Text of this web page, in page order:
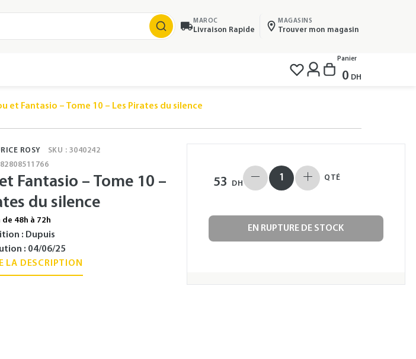
MAROC
Livraison Rapide
MAGASINS
Trouver mon magasin
Panier
0 DH
et Fantasio – Tome 10 – Les Pirates du silence
ROSY
SKU : 3040242
Fantasio – Tome 10 –
du silence
48h à 72h
: Dupuis
: 04/06/25
LA DESCRIPTION
53 DH
QTÉ
EN RUPTURE DE STOCK